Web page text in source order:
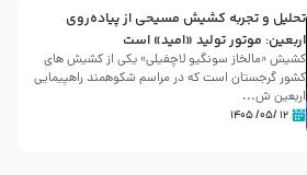
تحلیل و تجربه کشیش مسیحی از پیاده‌روی
اربعین: موتور تولید «امید» است
کشیش «مالخاز سونگیو لاچفیلی» یکی از کشیش های
کشور گرجستان است که در مراسم شکوهمند راهپیمایی
اربعین ش...
۱۲ /۰۵/ ۱۴۰۵